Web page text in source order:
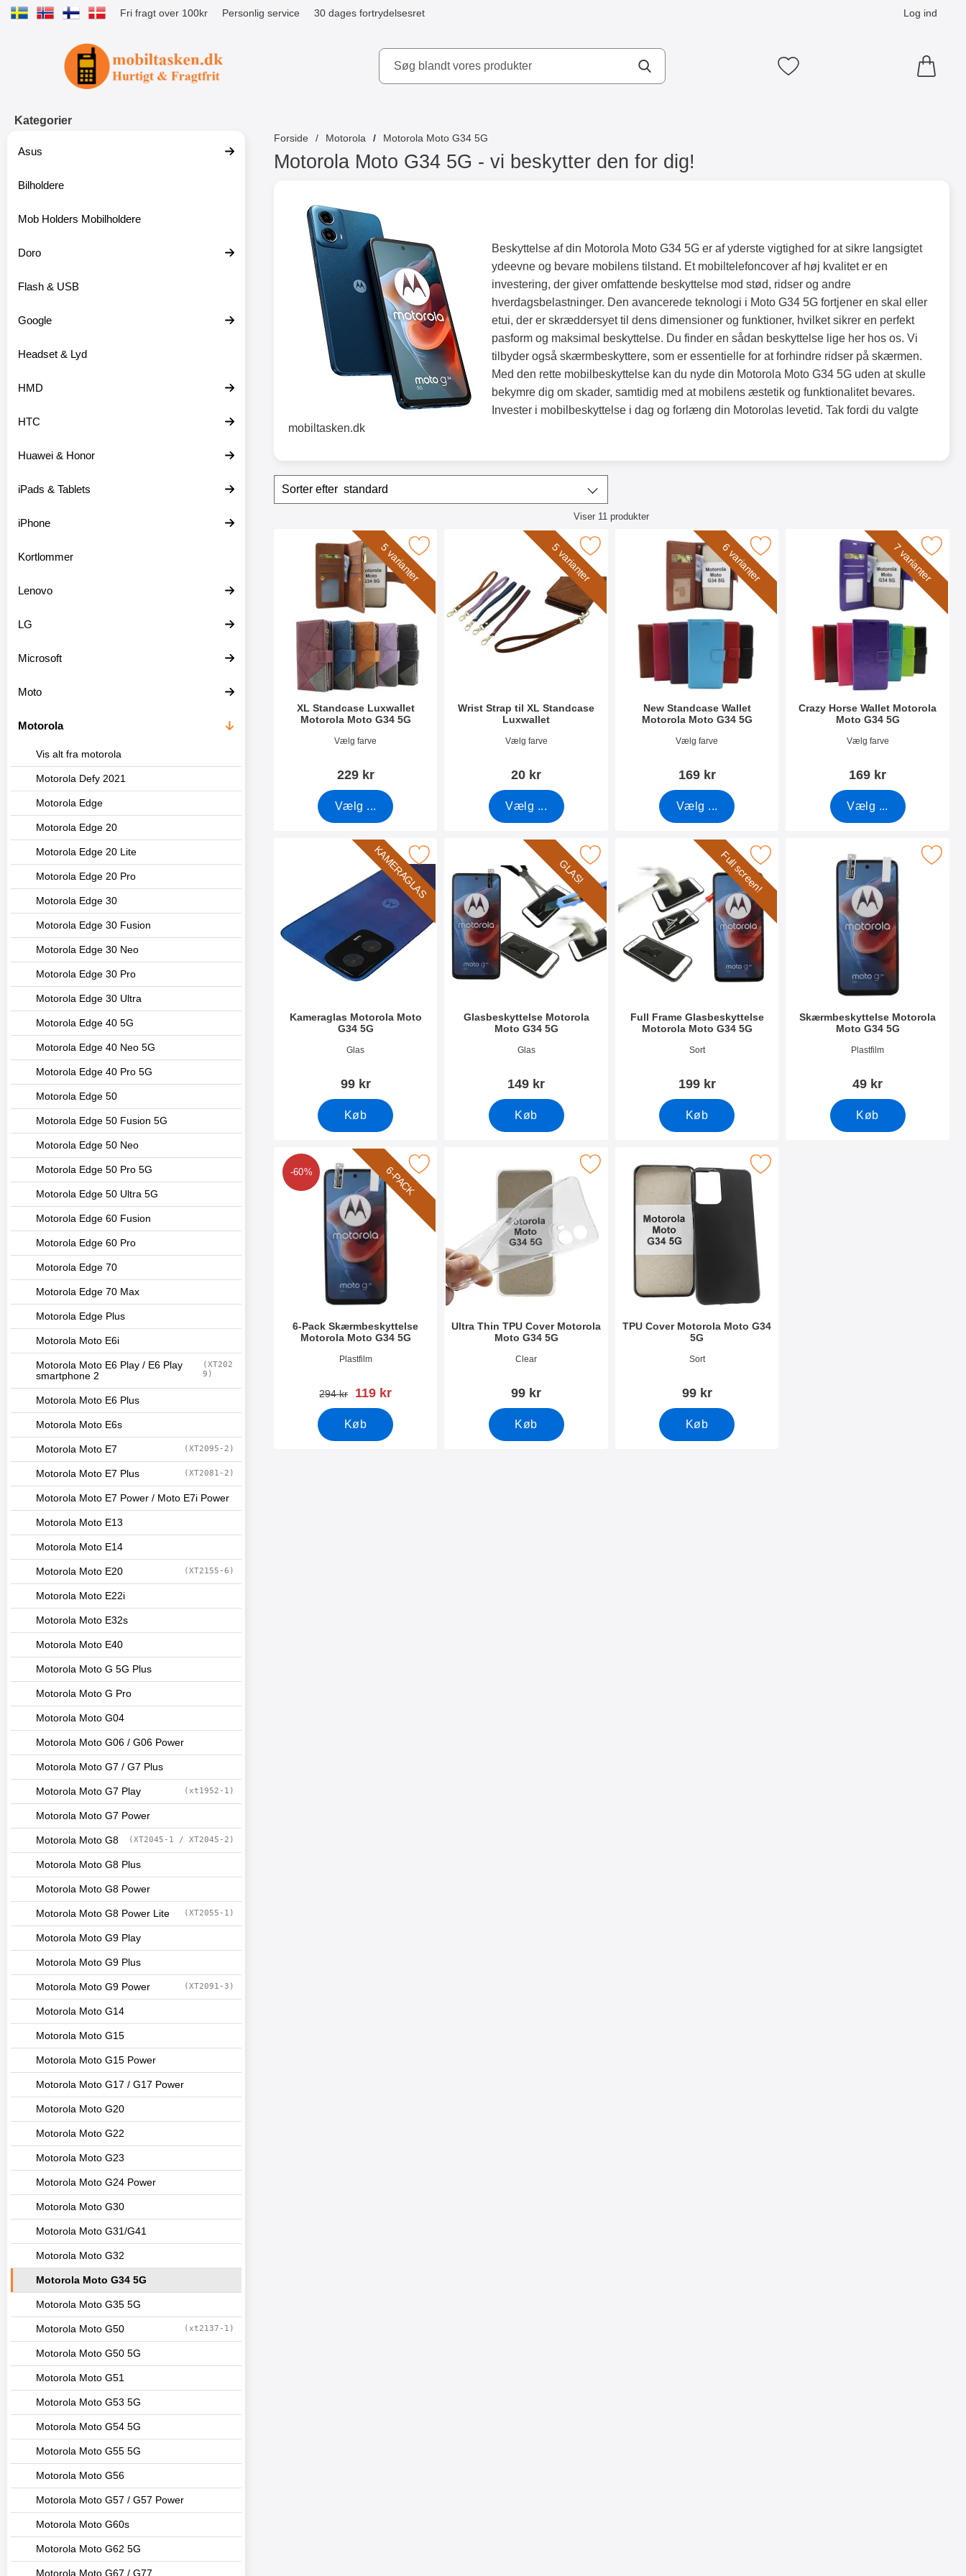
Fri fragt over 100kr Personlig service 30 dages fortrydelsesret Log ind
Startside for Tibro Billiga Mobilskydd AB Mine favoritter
Kategorier
Asus
Bilholdere
Mob Holders Mobilholdere
Doro
Flash & USB
Google
Headset & Lyd
HMD
HTC
Huawei & Honor
iPads & Tablets
iPhone
Kortlommer
Lenovo
LG
Microsoft
Moto
Motorola
Vis alt fra motorola
Motorola Defy 2021
Motorola Edge
Motorola Edge 20
Motorola Edge 20 Lite
Motorola Edge 20 Pro
Motorola Edge 30
Motorola Edge 30 Fusion
Motorola Edge 30 Neo
Motorola Edge 30 Pro
Motorola Edge 30 Ultra
Motorola Edge 40 5G
Motorola Edge 40 Neo 5G
Motorola Edge 40 Pro 5G
Motorola Edge 50
Motorola Edge 50 Fusion 5G
Motorola Edge 50 Neo
Motorola Edge 50 Pro 5G
Motorola Edge 50 Ultra 5G
Motorola Edge 60 Fusion
Motorola Edge 60 Pro
Motorola Edge 70
Motorola Edge 70 Max
Motorola Edge Plus
Motorola Moto E6i
Motorola Moto E6 Play / E6 Play
smartphone 2
(XT202
9)
Motorola Moto E6 Plus
Motorola Moto E6s
Motorola Moto E7 (XT2095-2)
Motorola Moto E7 Plus (XT2081-2)
Motorola Moto E7 Power / Moto E7i Power
Motorola Moto E13
Motorola Moto E14
Motorola Moto E20 (XT2155-6)
Motorola Moto E22i
Motorola Moto E32s
Motorola Moto E40
Motorola Moto G 5G Plus
Motorola Moto G Pro
Motorola Moto G04
Motorola Moto G06 / G06 Power
Motorola Moto G7 / G7 Plus
Motorola Moto G7 Play (xt1952-1)
Motorola Moto G7 Power
Motorola Moto G8 (XT2045-1 / XT2045-2)
Motorola Moto G8 Plus
Motorola Moto G8 Power
Motorola Moto G8 Power Lite (XT2055-1)
Motorola Moto G9 Play
Motorola Moto G9 Plus
Motorola Moto G9 Power (XT2091-3)
Motorola Moto G14
Motorola Moto G15
Motorola Moto G15 Power
Motorola Moto G17 / G17 Power
Motorola Moto G20
Motorola Moto G22
Motorola Moto G23
Motorola Moto G24 Power
Motorola Moto G30
Motorola Moto G31/G41
Motorola Moto G32
Motorola Moto G34 5G
Motorola Moto G35 5G
Motorola Moto G50 (xt2137-1)
Motorola Moto G50 5G
Motorola Moto G51
Motorola Moto G53 5G
Motorola Moto G54 5G
Motorola Moto G55 5G
Motorola Moto G56
Motorola Moto G57 / G57 Power
Motorola Moto G60s
Motorola Moto G62 5G
Motorola Moto G67 / G77
Forside Motorola Motorola Moto G34 5G
Motorola Moto G34 5G - vi beskytter den for dig!
Beskyttelse af din Motorola Moto G34 5G er af yderste vigtighed for at sikre langsigtet
ydeevne og bevare mobilens tilstand. Et mobiltelefoncover af høj kvalitet er en
investering, der giver omfattende beskyttelse mod stød, ridser og andre
hverdagsbelastninger. Den avancerede teknologi i Moto G34 5G fortjener en skal eller
etui, der er skræddersyet til dens dimensioner og funktioner, hvilket sikrer en perfekt
pasform og maksimal beskyttelse. Du finder en sådan beskyttelse lige her hos os. Vi
tilbyder også skærmbeskyttere, som er essentielle for at forhindre ridser på skærmen.
Med den rette mobilbeskyttelse kan du nyde din Motorola Moto G34 5G uden at skulle
bekymre dig om skader, samtidig med at mobilens æstetik og funktionalitet bevares.
Invester i mobilbeskyttelse i dag og forlæng din Motorolas levetid. Tak fordi du valgte
mobiltasken.dk
r
Sorter standard
Viser 11produkter
produktliste
5 varianter
XL Standcase Luxwallet
Motorola Moto G34 5G
Varenr 50288Vælg farve
229 kr
Vælg ...
Marker xL Standcase Luxwallet Motorola Moto G34 5G som favorit
5 varianter
Wrist Strap til XL Standcase
Luxwallet
Varenr 50276Vælg farve
20 kr
Vælg ...
Marker wrist Strap til XL Standcase Luxwallet som favorit6 varianter
New Standcase Wallet
Motorola Moto G34 5G
Varenr 50293Vælg farve
169 kr
Vælg ...
Marker new Standcase Wallet Motorola Moto G34 5G som favorit
7 varianter
Crazy Horse Wallet Motorola
Moto G34 5G
Varenr 50299Vælg farve
169 kr
Vælg ...
Marker crazy Horse Wallet Motorola
KAMERAGLAS
Kameraglas Motorola Moto
G34 5G
Glas
99 kr
Køb
Marker kameraglas Motorola Moto G34 5G som favorit
GLAS!
Glasbeskyttelse Motorola
Moto G34 5G
Glas
149 kr
Køb
Marker glasbeskyttelse Motorola Moto G34 5G som favoritFull screen!
Full Frame Glasbeskyttelse
Motorola Moto G34 5G
Sort
199 kr
Køb
Marker full Frame Glasbeskyttelse Motorola Moto G34 5G som favorit
Skærmbeskyttelse Motorola
Moto G34 5G
Varenr 50306Plastfilm
49 kr
Køb
Marker skærmbeskyttelse Motorola
6-PACK
-60%
6-Pack Skærmbeskyttelse
Motorola Moto G34 5G
Varenr 50307Plastfilm
pris
294 kr pris
119 kr
Køb
Marker 6-Pack Skærmbeskyttelse Motorola Moto G34 5G som favorit
Ultra Thin TPU Cover Motorola
Moto G34 5G
Clear
99 kr
Køb
Marker ultra Thin TPU Cover Motorola Moto G34 5G som favorit
TPU Cover Motorola Moto G34
5G
Sort
99 kr
Køb
Marker tPU Cover Motorola Moto G34 5G som favorit